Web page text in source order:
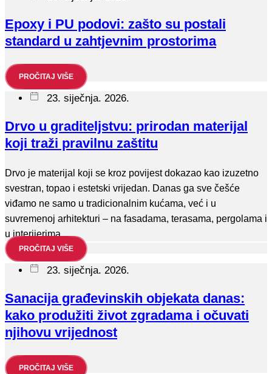
Epoxy i PU podovi: zašto su postali
standard u zahtjevnim prostorima
PROČITAJ VIŠE
23. siječnja. 2026.
Drvo u graditeljstvu: prirodan materijal
koji traži pravilnu zaštitu
Drvo je materijal koji se kroz povijest dokazao kao izuzetno
svestran, topao i estetski vrijedan. Danas ga sve češće
viđamo ne samo u tradicionalnim kućama, već i u
suvremenoj arhitekturi – na fasadama, terasama, pergolama i
u interijerima.
PROČITAJ VIŠE
23. siječnja. 2026.
Sanacija građevinskih objekata danas:
kako produžiti život zgradama i očuvati
njihovu vrijednost
PROČITAJ VIŠE